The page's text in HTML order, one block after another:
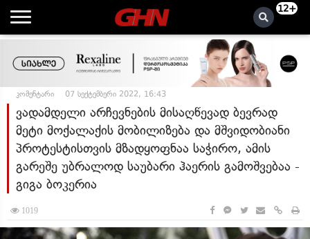
12+
კომენტარი 07 სექტემბერი 2022, 16:43
ვადამდელი არჩევნების მისაღწევად ბევრად
მეტი მოქალაქის მობილიზება და მშვიდობიანი
პროტესტისთვის მზადყოფნაა საჭირო, ამის
გარეშე უბრალოდ საუბარი ჰაერის გამოშვებაა -
გიგა ბოკერია
1019